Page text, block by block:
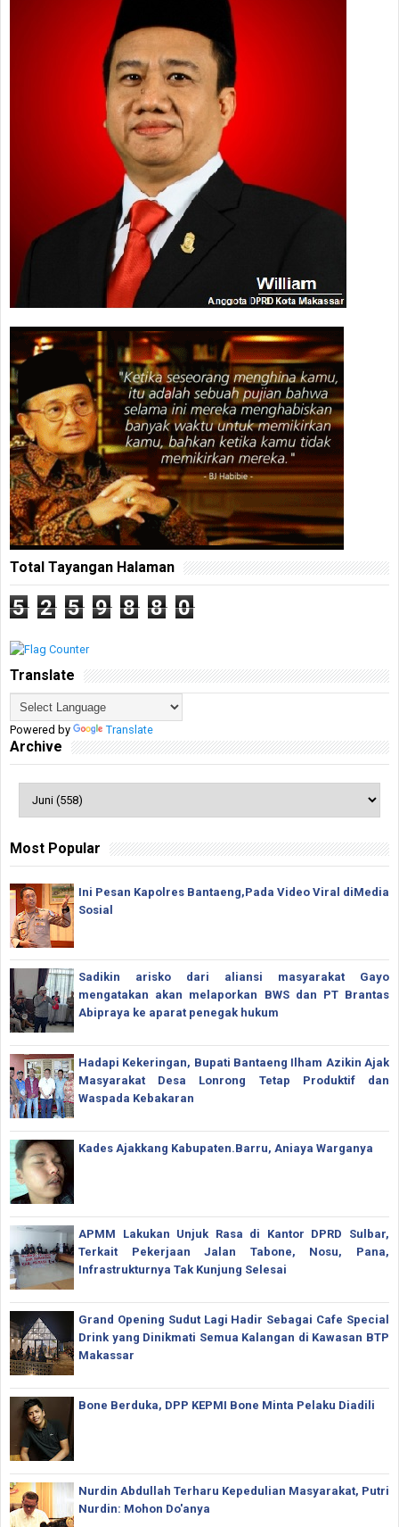
Total Tayangan Halaman
5 2 5 9 8 8 0
Translate
Powered by Translate
Archive
Most Popular
Ini Pesan Kapolres Bantaeng,Pada Video Viral diMedia
Sosial
Sadikin arisko dari aliansi masyarakat Gayo
mengatakan akan melaporkan BWS dan PT Brantas
Abipraya ke aparat penegak hukum
Hadapi Kekeringan, Bupati Bantaeng Ilham Azikin Ajak
Masyarakat Desa Lonrong Tetap Produktif dan
Waspada Kebakaran
Kades Ajakkang Kabupaten.Barru, Aniaya Warganya
APMM Lakukan Unjuk Rasa di Kantor DPRD Sulbar,
Terkait Pekerjaan Jalan Tabone, Nosu, Pana,
Infrastrukturnya Tak Kunjung Selesai
Grand Opening Sudut Lagi Hadir Sebagai Cafe Special
Drink yang Dinikmati Semua Kalangan di Kawasan BTP
Makassar
Bone Berduka, DPP KEPMI Bone Minta Pelaku Diadili
Nurdin Abdullah Terharu Kepedulian Masyarakat, Putri
Nurdin: Mohon Do'anya